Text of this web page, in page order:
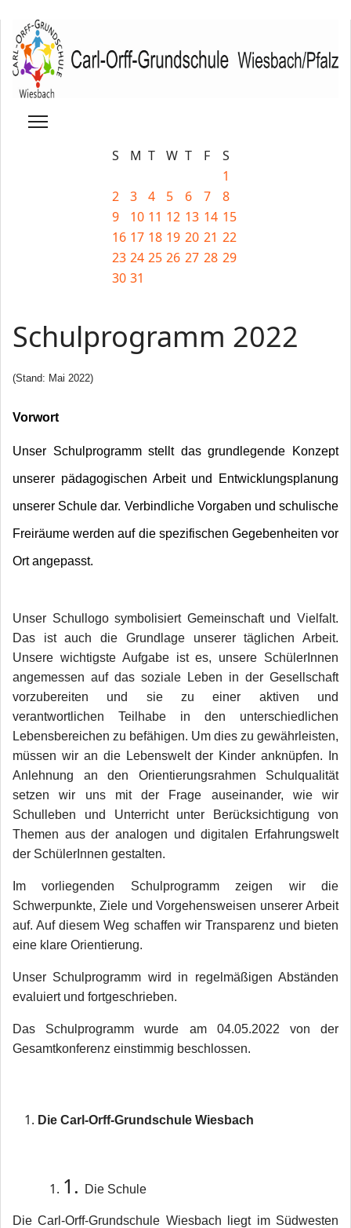
S M T W T F
S
1
2
3 4 5 6 7
8
9
10 11 12 13 14 15
16 17 18 19 20 21 22
23 24 25 26 27 28 29
30 31
Schulprogramm 2022
(Stand: Mai 2022)
Vorwort
Unser Schulprogramm stellt das grundlegende Konzept
unserer pädagogischen Arbeit und Entwicklungsplanung
unserer Schule dar. Verbindliche Vorgaben und schulische
Freiräume werden auf die spezifischen Gegebenheiten vor
Ort angepasst.
Unser Schullogo symbolisiert Gemeinschaft und Vielfalt.
Das ist auch die Grundlage unserer täglichen Arbeit.
Unsere wichtigste Aufgabe ist es, unsere SchülerInnen
angemessen auf das soziale Leben in der Gesellschaft
vorzubereiten und sie zu einer aktiven und
verantwortlichen Teilhabe in den unterschiedlichen
Lebensbereichen zu befähigen. Um dies zu gewährleisten,
müssen wir an die Lebenswelt der Kinder anknüpfen. In
Anlehnung an den Orientierungsrahmen Schulqualität
setzen wir uns mit der Frage auseinander, wie wir
Schulleben und Unterricht unter Berücksichtigung von
Themen aus der analogen und digitalen Erfahrungswelt
der SchülerInnen gestalten.
Im vorliegenden Schulprogramm zeigen wir die
Schwerpunkte, Ziele und Vorgehensweisen unserer Arbeit
auf. Auf diesem Weg schaffen wir Transparenz und bieten
eine klare Orientierung.
Unser Schulprogramm wird in regelmäßigen Abständen
evaluiert und fortgeschrieben.
Das Schulprogramm wurde am 04.05.2022 von der
Gesamtkonferenz einstimmig beschlossen.
Die Carl-Orff-Grundschule Wiesbach
1. Die Schule
Die Carl-Orff-Grundschule Wiesbach liegt im Südwesten